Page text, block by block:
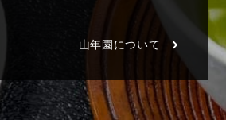
山年園について